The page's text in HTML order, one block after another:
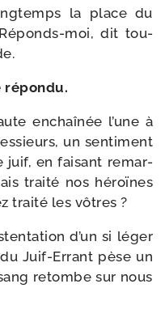
la place du
​moi, dit tou­
répondu.
enchaî­née l’une à
un sen­ti­ment
juif, en fai­sant remar­
trai­té nos héroïnes
trai­té les vôtres ?
d’un si léger
Juif-​Errant pèse un
retombe sur nous